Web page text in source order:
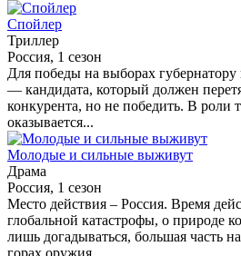
Спойлер
Триллер
Россия, 1 сезон
Для победы на выборах
— кандидата, который должен
конкурента, но не победить. В роли
оказывается...
Молодые и сильные выживут
Драма
Россия, 1 сезон
Место действия – Россия. Время
глобальной катастрофы, о природе
лишь догадываться, большая часть
горах оружия,...